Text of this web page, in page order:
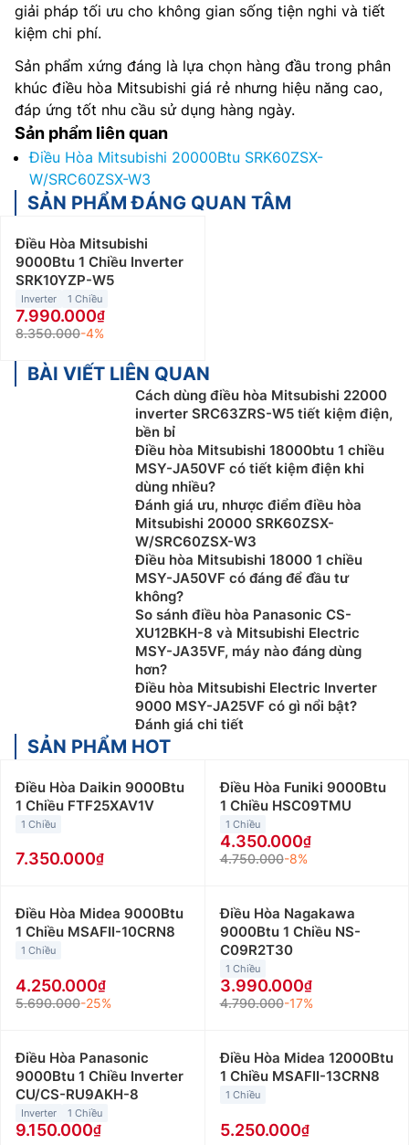
giải pháp tối ưu cho không gian sống tiện nghi và tiết
kiệm chi phí.
Sản phẩm xứng đáng là lựa chọn hàng đầu trong phân
khúc điều hòa Mitsubishi giá rẻ nhưng hiệu năng cao,
đáp ứng tốt nhu cầu sử dụng hàng ngày.
Sản phẩm liên quan
Điều Hòa Mitsubishi 20000Btu SRK60ZSX-
W/SRC60ZSX-W3
SẢN PHẨM ĐÁNG QUAN TÂM
Điều Hòa Mitsubishi
9000Btu 1 Chiều Inverter
SRK10YZP-W5
Inverter 1 Chiều
7.990.000
8.350.000-4%
BÀI VIẾT LIÊN QUAN
Cách dùng điều hòa Mitsubishi 22000
inverter SRC63ZRS-W5 tiết kiệm điện,
bền bỉ
Điều hòa Mitsubishi 18000btu 1 chiều
MSY-JA50VF có tiết kiệm điện khi
dùng nhiều?
Đánh giá ưu, nhược điểm điều hòa
Mitsubishi 20000 SRK60ZSX-
W/SRC60ZSX-W3
Điều hòa Mitsubishi 18000 1 chiều
MSY-JA50VF có đáng để đầu tư
không?
So sánh điều hòa Panasonic CS-
XU12BKH-8 và Mitsubishi Electric
MSY-JA35VF, máy nào đáng dùng
hơn?
Điều hòa Mitsubishi Electric Inverter
9000 MSY-JA25VF có gì nổi bật?
Đánh giá chi tiết
SẢN PHẨM HOT
Điều Hòa Daikin 9000Btu
1 Chiều FTF25XAV1V
1 Chiều
7.350.000
Điều Hòa Funiki 9000Btu
1 Chiều HSC09TMU
1 Chiều
4.350.000
4.750.000-8%
Điều Hòa Midea 9000Btu
1 Chiều MSAFII-10CRN8
1 Chiều
4.250.000
5.690.000-25%
Điều Hòa Nagakawa
9000Btu 1 Chiều NS-
C09R2T30
1 Chiều
3.990.000
4.790.000-17%
Điều Hòa Panasonic
9000Btu 1 Chiều Inverter
CU/CS-RU9AKH-8
Inverter 1 Chiều
9.150.000
Điều Hòa Midea 12000Btu
1 Chiều MSAFII-13CRN8
1 Chiều
5.250.000